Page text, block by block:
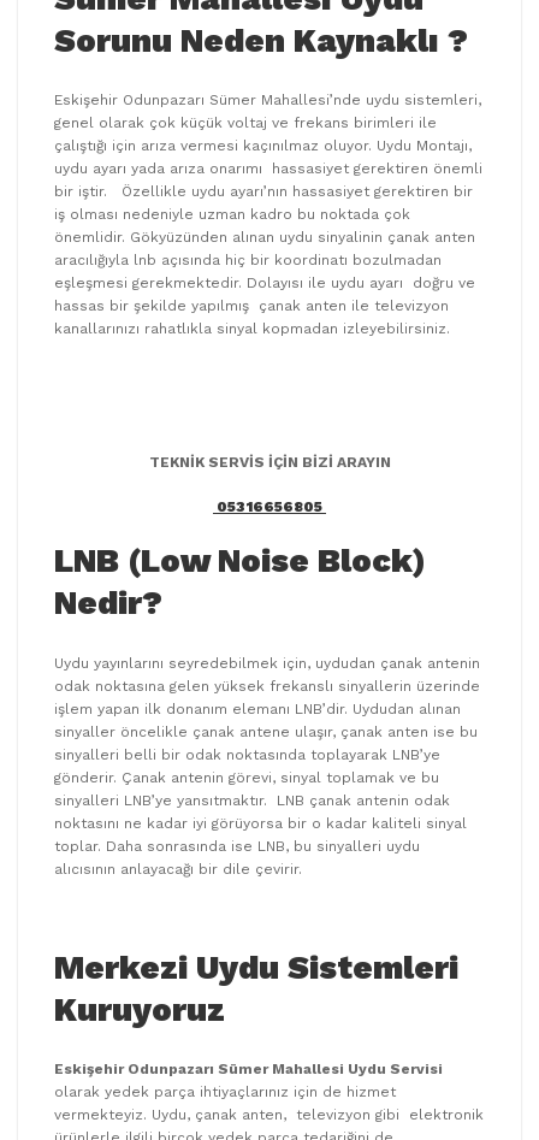
Sorunu Neden Kaynaklı ?
Eskişehir Odunpazarı Sümer Mahallesi’nde uydu sistemleri,
genel olarak çok küçük voltaj ve frekans birimleri ile
çalıştığı için arıza vermesi kaçınılmaz oluyor. Uydu Montajı,
uydu ayarı yada arıza onarımı hassasiyet gerektiren önemli
bir iştir. Özellikle uydu ayarı’nın hassasiyet gerektiren bir
iş olması nedeniyle uzman kadro bu noktada çok
önemlidir. Gökyüzünden alınan uydu sinyalinin çanak anten
aracılığıyla lnb açısında hiç bir koordinatı bozulmadan
eşleşmesi gerekmektedir. Dolayısı ile uydu ayarı doğru ve
hassas bir şekilde yapılmış çanak anten ile televizyon
kanallarınızı rahatlıkla sinyal kopmadan izleyebilirsiniz.
TEKNİK SERVİS İÇİN BİZİ ARAYIN
05316656805
LNB (Low Noise Block)
Nedir?
Uydu yayınlarını seyredebilmek için, uydudan çanak antenin
odak noktasına gelen yüksek frekanslı sinyallerin üzerinde
işlem yapan ilk donanım elemanı LNB’dir. Uydudan alınan
sinyaller öncelikle çanak antene ulaşır, çanak anten ise bu
sinyalleri belli bir odak noktasında toplayarak LNB’ye
gönderir. Çanak antenin görevi, sinyal toplamak ve bu
sinyalleri LNB’ye yansıtmaktır. LNB çanak antenin odak
noktasını ne kadar iyi görüyorsa bir o kadar kaliteli sinyal
toplar. Daha sonrasında ise LNB, bu sinyalleri uydu
alıcısının anlayacağı bir dile çevirir.
Merkezi Uydu Sistemleri
Kuruyoruz
Eskişehir Odunpazarı Sümer Mahallesi Uydu Servisi
olarak yedek parça ihtiyaçlarınız için de hizmet
vermekteyiz. Uydu, çanak anten, televizyon gibi elektronik